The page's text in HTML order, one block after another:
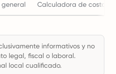
general Calculadora de costos
informativos y no
legal, fiscal o laboral.
local cualificado.